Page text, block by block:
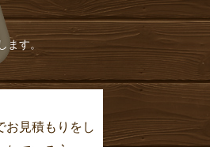
ます。
お見積もりをし